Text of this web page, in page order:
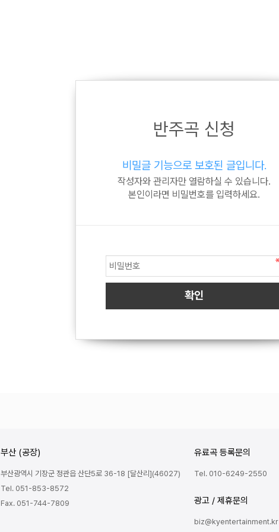
반주곡 신청
비밀글 기능으로 보호된 글입니다.
작성자와 관리자만 열람하실 수 있습니다.
본인이라면 비밀번호를 입력하세요.
부산 (공장)
부산광역시 기장군 정관읍 산단5로 36-18 [달산리](46027)
Tel. 051-853-8572
Fax. 051-744-7809
유료곡 등록문의
Tel. 010-6249-2550
광고 / 제휴문의
biz@kyentertainment.kr